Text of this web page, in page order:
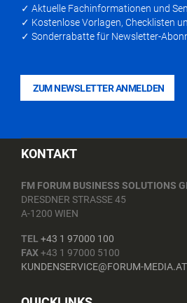
✓ Aktuelle Fachinformationen und
✓ Kostenlose Vorlagen, Checklisten
✓ Sonderrabatte für Newsletter-
ZUM NEWSLETTER ANMELDEN
KONTAKT
FM FORUM BUSINESS SOLUTIONS
DRESDNER STRASSE 45
A-1200 WIEN
TEL +43 1 97000 100
FAX+43 1 97000 5100
KUNDENSERVICE@FORUM-MEDIA.AT